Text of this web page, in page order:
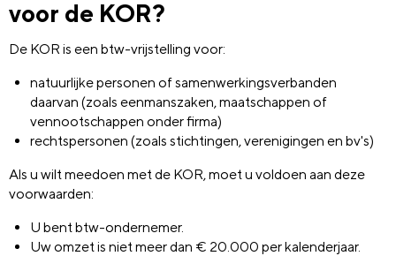
voor de KOR?
De KOR is een btw-vrijstelling voor:
natuurlijke personen of samenwerkingsverbanden
daarvan (zoals eenmanszaken, maatschappen of
vennootschappen onder firma)
rechtspersonen (zoals stichtingen, verenigingen en bv's)
Als u wilt meedoen met de KOR, moet u voldoen aan deze
voorwaarden:
U bent btw-ondernemer.
Uw omzet is niet meer dan € 20.000 per kalenderjaar.